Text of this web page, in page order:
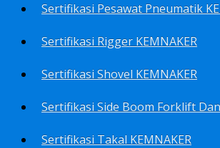
Sertifikasi Pesawat Pneumatik
Sertifikasi Rigger KEMNAKER
Sertifikasi Shovel KEMNAKER
Sertifikasi Takal KEMNAKER